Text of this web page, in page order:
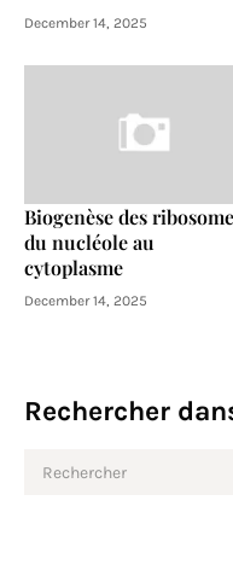
December 14, 2025
Biogenèse des
du nucléole au
cytoplasme
December 14, 2025
Rechercher